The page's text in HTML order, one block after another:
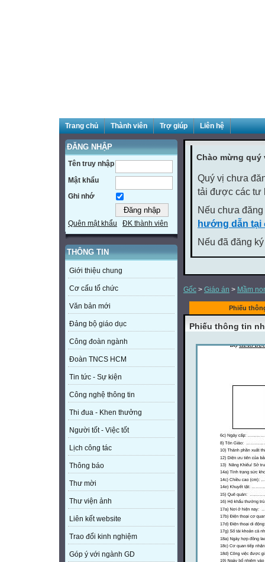
Trang chủ Thành viên Trợ giúp Liên hệ
ĐĂNG NHẬP
Tên truy nhập
Mật khẩu
Ghi nhớ
Quên mật khẩu ĐK thành viên
THÔNG TIN
Giới thiệu chung
Cơ cấu tổ chức
Văn bản mới
Đảng bộ giáo dục
Công đoàn ngành
Đoàn TNCS HCM
Tin tức - Sự kiện
Công nghệ thông tin
Thi đua - Khen thưởng
Người tốt - Việc tốt
Lịch công tác
Thông báo
Thư mời
Thư viện ảnh
Liên kết website
Trao đổi kinh nghiệm
Góp ý với ngành GD
Chào mừng
Quý vị chưa
tải được các tư
Nếu chưa
hướng dẫn tại
Nếu đã đăng
Gốc > Giáo án > Mầm
Phiếu
Phiếu thông tin